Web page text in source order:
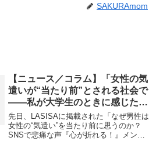
SAKURAmom
【ニュース／コラム】「女性の気
遣いが“当たり前”とされる社会で
——私が大学生のときに感じた違
和感」
先日、LASISAに掲載された「なぜ男性は
女性の“気遣い”を当たり前に思うのか？
SNSで悲痛な声『心が折れる！』メンタ